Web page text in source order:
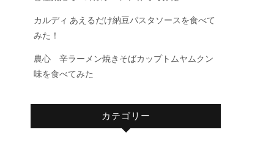
カルディ あえるだけ納豆パスタソースを食べて
みた！
農心 辛ラーメン焼きそばカップトムヤムクン
味を食べてみた
カテゴリー